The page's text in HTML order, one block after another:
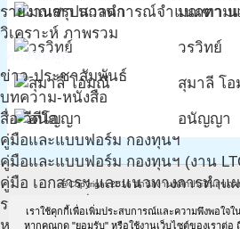
เราใช้คุกกี้เพื่อเพิ่มประสบการณ์และความพึงพอใจใ
หากคุณกด "ยอมรับ" หรือใช้งานเว็บไซต์ของเราต่อ
รายงานสรุปสถานการณ์จำแนกตาม
วิเคราะห์ ภาพรวม
คลังข้อมูล
ข่าว-ประชาสัมพันธ์
บทความ-หนังสือ
สื่อ-วีดีโอ
คู่มือและแบบฟอร์ม กองทุนฯ
คู่มือและแบบฟอร์ม กองทุนฯ (งาน
คู่มือ เอกสารฯ และแนวทางการทำ
รวมเอกสารเกี่ยวกับประกาศ ฉบับใหม่
หนังสือเชิญประชุม/เอกสารที่เกี่ยวข้อ
มณฑา น
วรวิทย์
สุมาลี โ
อนัญญา
@Copyright 2016สำนักงานหลักประกันสุขภ
อาคารสยามนครินทร์ คอมเพล็กซ์ (ชั้น ๓) ๔๘๘/๘๘ ถนนเพ
๙๐๑๑๐ โทรศัพท์ ๐ ๗๔๒๓ ๓๘๘๘ โทร